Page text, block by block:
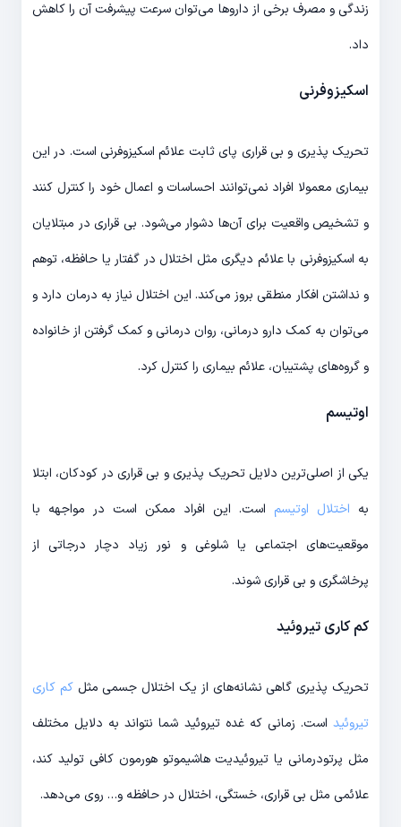
زندگی و مصرف برخی از داروها می‌توان سرعت پیشرفت آن را کاهش
داد.
اسکیزوفرنی
تحریک پذیری و بی قراری پای ثابت علائم اسکیزوفرنی است. در این
بیماری معمولا افراد نمی‌توانند احساسات و اعمال خود را کنترل کنند
و تشخیص واقعیت برای آن‌ها دشوار می‌شود. بی قراری در مبتلایان
به اسکیزوفرنی با علائم دیگری مثل اختلال در گفتار یا حافظه، توهم
و نداشتن افکار منطقی بروز می‌کند. این اختلال نیاز به درمان دارد و
می‌توان به کمک دارو درمانی، روان درمانی و کمک گرفتن از خانواده
و گروه‌های پشتیبان، علائم بیماری را کنترل کرد.
اوتیسم
یکی از اصلی‌ترین دلایل تحریک پذیری و بی قراری در کودکان، ابتلا
به اختلال اوتیسم است. این افراد ممکن است در مواجهه با
موقعیت‌های اجتماعی یا شلوغی و نور زیاد دچار درجاتی از
پرخاشگری و بی قراری شوند.
کم کاری تیروئید
تحریک پذیری گاهی نشانه‌های از یک اختلال جسمی مثلکم کاری
تیروئید است. زمانی که غده تیروئید شما نتواند به دلایل مختلف
مثل پرتودرمانی یا تیروئیدیت هاشیموتو هورمون کافی تولید کند،
علائمی مثل بی قراری، خستگی، اختلال در حافظه و… روی می‌دهد.